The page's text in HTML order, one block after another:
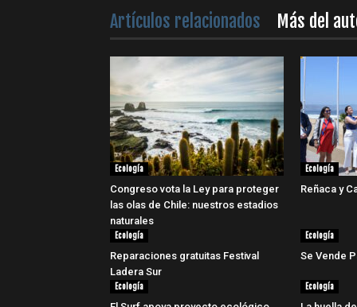
Artículos relacionados Más del
Ecología
Congreso vota la Ley para proteger
las olas de Chile: nuestros estadios
naturales
Ecología
Reñaca y
Ecología
Reparaciones gratuitas Festival
Ladera Sur
Ecología
Se Vende
Ecología Ecología